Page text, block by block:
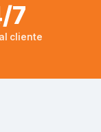
7
cliente